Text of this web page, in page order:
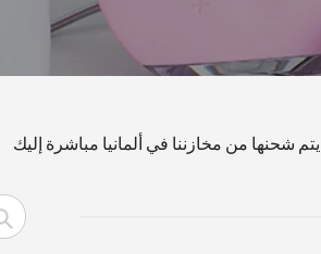
شحنها من مخازننا في ألمانيا مباشرة إليك
تأكيد